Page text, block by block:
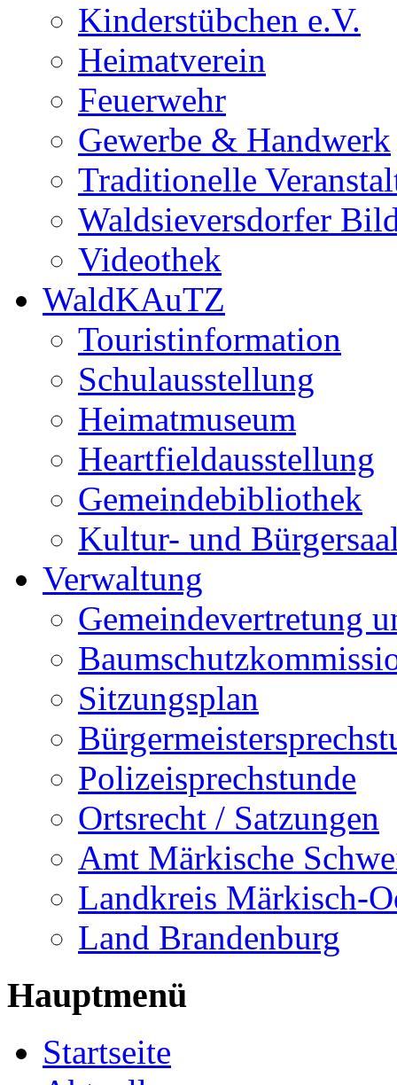
Kinderstübchen e.V.
Heimatverein
Feuerwehr
Gewerbe & Handwerk
Traditionelle
Waldsieversdorfer
Videothek
WaldKAuTZ
Touristinformation
Schulausstellung
Heimatmuseum
Heartfieldausstellung
Gemeindebibliothek
Kultur- und
Verwaltung
Gemeindevertretung
Sitzungsplan
Polizeisprechstunde
Ortsrecht / Satzungen
Amt Märkische
Landkreis Märkisch-
Land Brandenburg
Hauptmenü
Startseite